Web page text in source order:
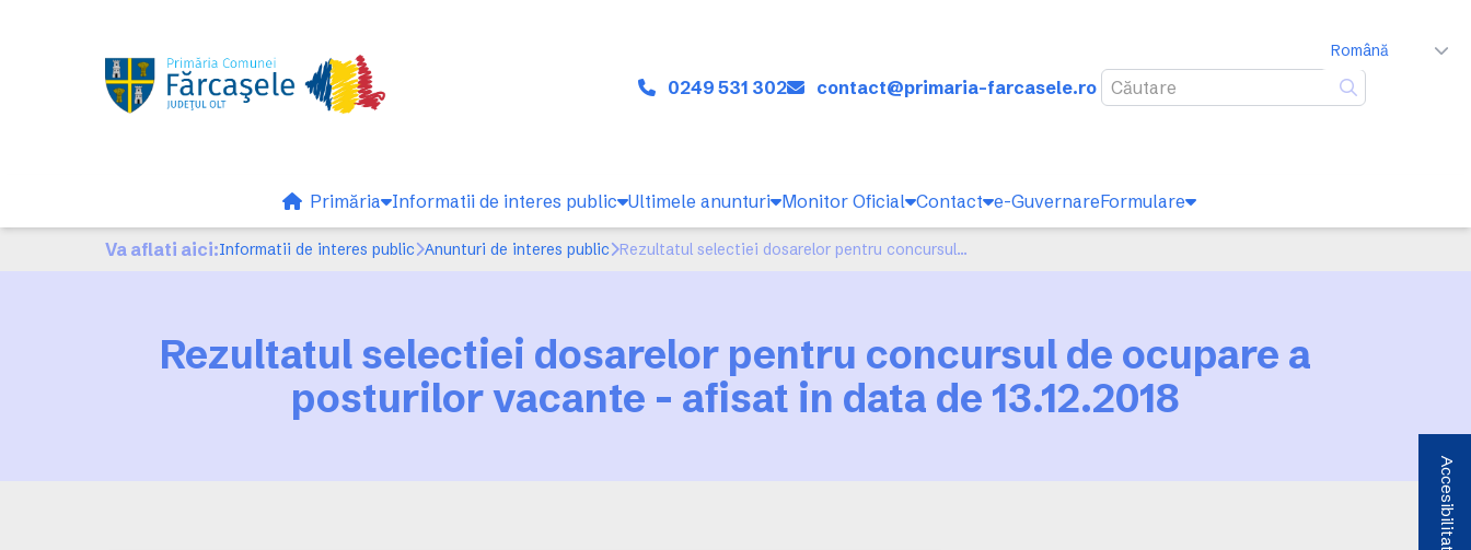
0249 531 302
contact@primaria-farcasele.ro
Caută
Română
Primăria Informatii de interes public Ultimele anunturi Monitor Oficial Contact e-GuvernareFormulare
Va aflati aici:Informatii de interes public Anunturi de interes public Rezultatul selectiei dosarelor pentru concursul de ocupare a posturilor vacante - afisat in data de 13.12.2018
Rezultatul selectiei dosarelor pentru concursul de ocupare a
posturilor vacante - afisat in data de 13.12.2018
Accesibilitate